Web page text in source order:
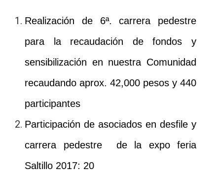
Realización de 6ª. carrera pedestre
para la recaudación de fondos y
sensibilización en nuestra Comunidad
recaudando aprox. 42,000 pesos y 440
participantes
Participación de asociados en desfile y
carrera pedestre de la expo feria
Saltillo 2017: 20